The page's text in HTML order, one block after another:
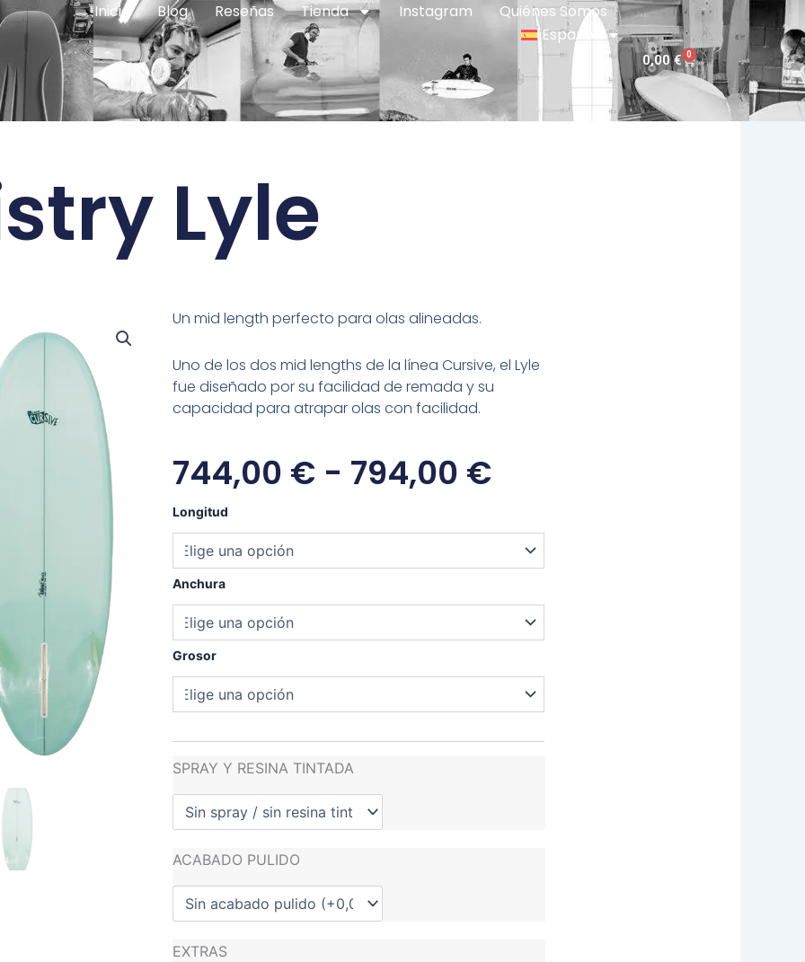
Inicio Blog Reseñas Tienda Instagram
Quiénes Somos
Español
0,00€ 0
Carrito
Lyle
Un mid length perfecto para olas alineadas.
Uno de los dos mid lengths de la línea Cursive, el Lyle
fue diseñado por su facilidad de remada y su
capacidad para atrapar olas con facilidad.
744,00 € - 794,00 €Rango
Precios:
Desde
744,00 €
Hasta
794,00 €
Longitud
Anchura
Grosor
SPRAY Y RESINA TINTADA
ACABADO PULIDO
EXTRAS
Chemistry